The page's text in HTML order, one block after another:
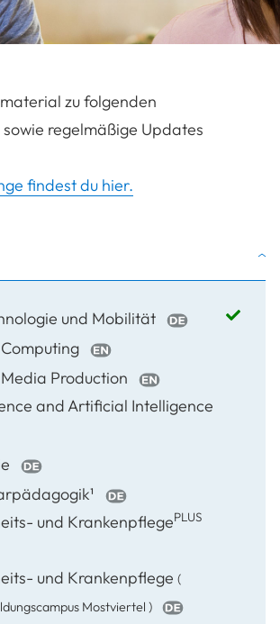
zu folgenden
regelmäßige Updates
findest du hier.
und Mobilität
Production
and Artificial Intelligence
und KrankenpflegePLUS
und Krankenpflege (
Mostviertel )